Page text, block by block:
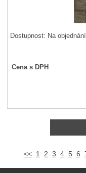
Dostupnost: Na
Cena s DPH
<< 1 2 3 4 5 6